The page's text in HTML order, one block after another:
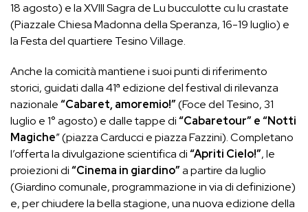
18 agosto) e la XVIII Sagra de Lu bucculotte cu lu crastate
(Piazzale Chiesa Madonna della Speranza, 16-19 luglio) e
la Festa del quartiere Tesino Village.
Anche la comicità mantiene i suoi punti di riferimento
storici, guidati dalla 41ª edizione del festival di rilevanza
nazionale“Cabaret, amoremio!”(Foce del Tesino, 31
luglio e 1° agosto) e dalle tappe di“Cabaretour” e “Notti
Magiche” (piazza Carducci e piazza Fazzini). Completano
l’offerta la divulgazione scientifica di“Apriti Cielo!”, le
proiezioni di“Cinema in giardino”a partire da luglio
(Giardino comunale, programmazione in via di definizione)
e, per chiudere la bella stagione, una nuova edizione della